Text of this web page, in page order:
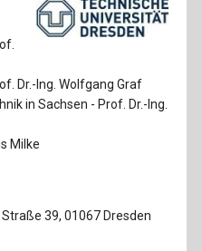
Artikeldatenbank /
Dr.-Ing. Wolfgang Graf
in Sachsen - Prof. Dr.-Ing.
Milke
39, 01067 Dresden